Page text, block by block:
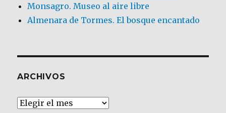
Monsagro. Museo al aire libre
Almenara de Tormes. El bosque encantado
ARCHIVOS
Archivos